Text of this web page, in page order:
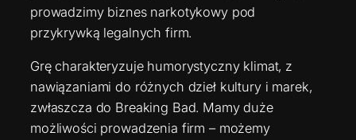
prowadzimy biznes narkotykowy pod
przykrywką legalnych firm.
Grę charakteryzuje humorystyczny klimat, z
nawiązaniami do różnych dzieł kultury i marek,
zwłaszcza do Breaking Bad. Mamy duże
możliwości prowadzenia firm – możemy